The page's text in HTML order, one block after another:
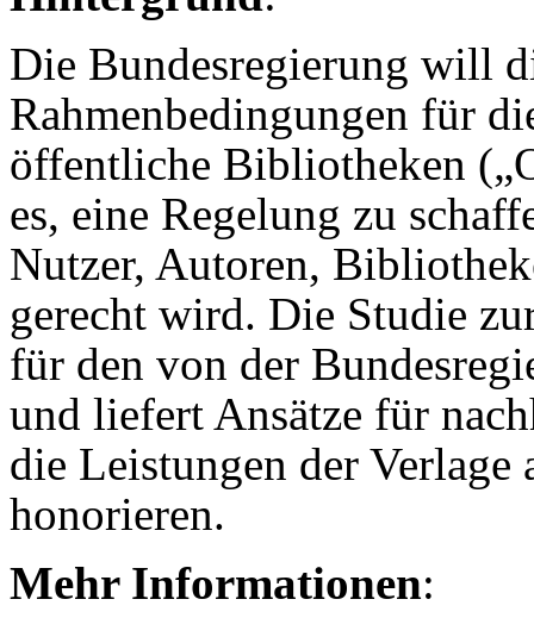
Die Bundesregierung will
Rahmenbedingungen für
öffentliche Bibliotheken
es, eine Regelung zu
Nutzer, Autoren,
gerecht wird. Die Studie
für den von der
und liefert Ansätze für
die Leistungen der Verlage
honorieren.
Mehr Informationen: